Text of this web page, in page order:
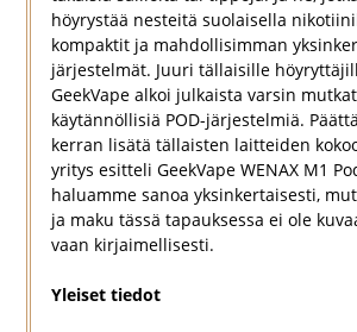
höyrystää nesteitä suolaisella
kompaktit ja mahdollisimman
järjestelmät. Juuri tällaisille
GeekVape alkoi julkaista varsin
käytännöllisiä POD-järjestelmiä.
kerran lisätä tällaisten laitteiden
yritys esitteli GeekVape WENAX M1
haluamme sanoa yksinkertaisesti,
ja maku tässä tapauksessa ei ole
vaan kirjaimellisesti.
Yleiset tiedot